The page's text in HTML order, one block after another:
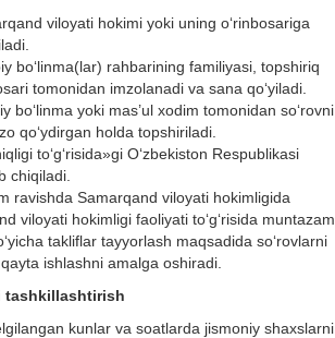
viloyati hokimi yoki uning о‘rinbosariga
bо‘linma(lar) rahbarining familiyasi, topshiriq
tomonidan imzolanadi va sana qо‘yiladi.
bо‘linma yoki mas’ul xodim tomonidan sо‘rovni
qо‘ydirgan holda topshiriladi.
tо‘g‘risida»gi О‘zbekiston Respublikasi
chiqiladi.
ravishda Samarqand viloyati hokimligida
viloyati hokimligi faoliyati tо‘g‘risida muntazam
takliflar tayyorlash maqsadida sо‘rovlarni
ishlashni amalga oshiradi.
tashkillashtirish
kunlar va soatlarda jismoniy shaxslarni